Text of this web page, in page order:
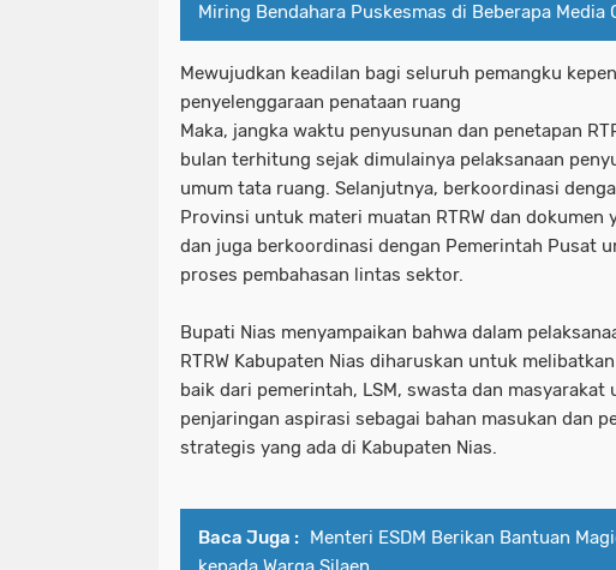
Miring Bendahara Puskesmas di Beberapa Media
Mewujudkan keadilan bagi seluruh pemangku
penyelenggaraan penataan ruang
Maka, jangka waktu penyusunan dan penetapan
bulan terhitung sejak dimulainya pelaksanaan
umum tata ruang. Selanjutnya, berkoordinasi
Provinsi untuk materi muatan RTRW dan dokumen
dan juga berkoordinasi dengan Pemerintah Pusat
proses pembahasan lintas sektor.
Bupati Nias menyampaikan bahwa dalam
RTRW Kabupaten Nias diharuskan untuk
baik dari pemerintah, LSM, swasta dan masyarakat
penjaringan aspirasi sebagai bahan masukan dan
strategis yang ada di Kabupaten Nias.
Baca Juga :
Menteri ESDM Berikan Bantuan